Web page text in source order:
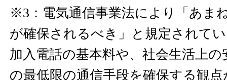
※3：電気通信事業法により「あま
が確保されるべき」と規定されて
加入電話の基本料や、社会生活上
の最低限の通信手段を確保する観